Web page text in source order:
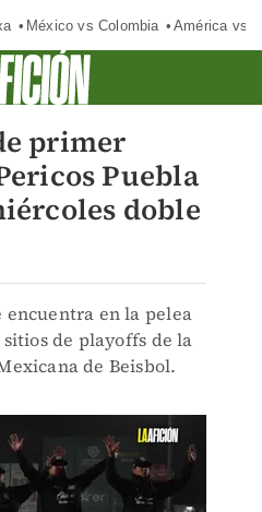
México vs Colombia América vs
primer
Puebla
doble
encuentra en la pelea
de playoffs de la
de Beisbol.